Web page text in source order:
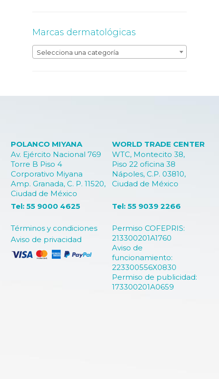
Marcas dermatológicas
Selecciona una categoría
POLANCO MIYANA
Av. Ejército Nacional 769
Torre B Piso 4
Corporativo Miyana
Amp. Granada, C. P. 11520,
Ciudad de México
WORLD TRADE CENTER
WTC, Montecito 38,
Piso 22 oficina 38
Nápoles, C.P. 03810,
Ciudad de México
Términos y condiciones
Aviso de privacidad
Permiso COFEPRIS:
213300201A1760
Aviso de
funcionamiento:
223300556X0830
Permiso de publicidad:
173300201A0659
Tel: 55 9000 4625 Tel: 55 9039 2266